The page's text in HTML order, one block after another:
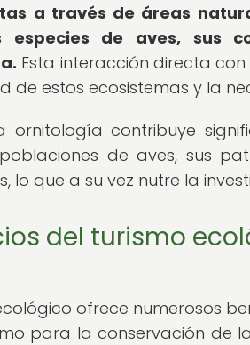
a través de áreas
especies de aves, sus
Esta interacción directa
de estos ecosistemas y la
ornitología contribuye
de aves, sus
lo que a su vez nutre la
del turismo
ofrece numerosos
para la conservación de